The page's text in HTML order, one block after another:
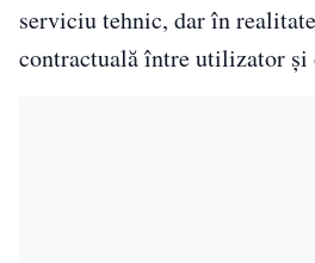
serviciu tehnic, dar în
contractuală între utilizator și